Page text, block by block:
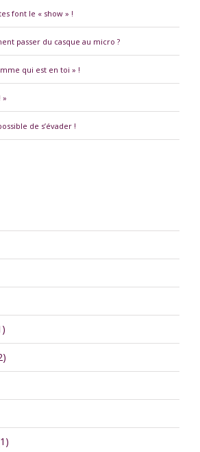
font le « show » !
passer du casque au micro ?
qui est en toi » !
»
de s’évader !